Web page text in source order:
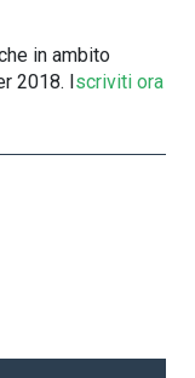
in ambito
2018. Iscriviti ora